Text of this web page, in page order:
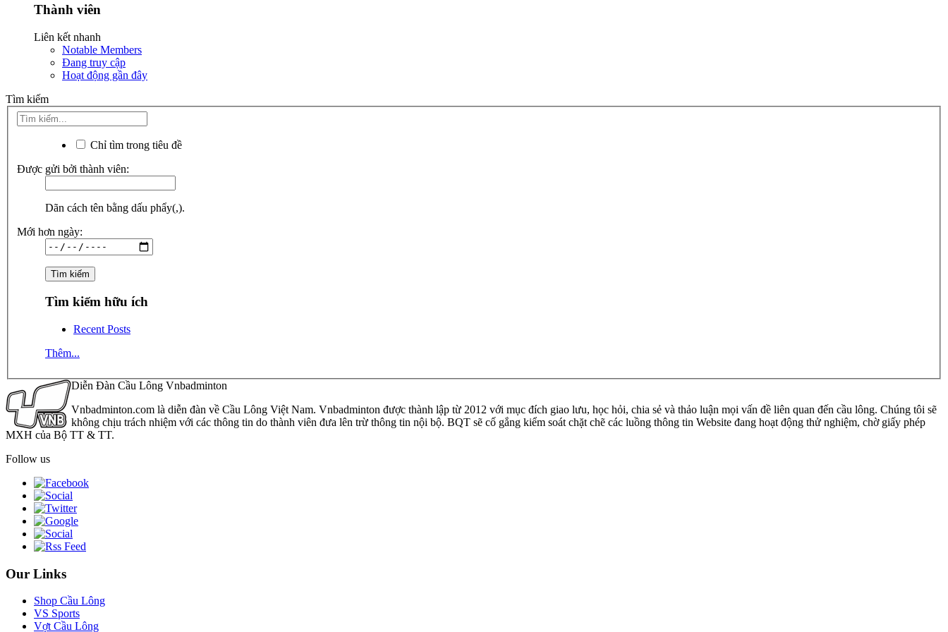
Thành viên
Liên kết nhanh
Notable Members
Đang truy cập
Hoạt động gần đây
Tìm kiếm
Chỉ tìm trong tiêu đề
Được gửi bởi thành viên:
Dãn cách tên bằng dấu phẩy(,).
Mới hơn ngày:
Tìm kiếm hữu ích
Recent Posts
Thêm...
Diễn Đàn Cầu Lông Vnbadminton
Vnbadminton.com là diễn đàn về Cầu Lông Việt Nam. Vnbadminton được thành lập từ 2012 với mục đích giao lưu, học hỏi, chia sẻ và thảo luận mọi vấn đề liên quan đến cầu lông. Chúng tôi sẽ
không chịu trách nhiệm với các thông tin do thành viên đưa lên trừ thông tin nội bộ. BQT sẽ cố gắng kiểm soát chặt chẽ các luồng thông tin Website đang hoạt động thử nghiệm, chờ giấy phép
MXH của Bộ TT & TT.
Follow us
Our Links
Shop Cầu Lông
VS Sports
Vợt Cầu Lông